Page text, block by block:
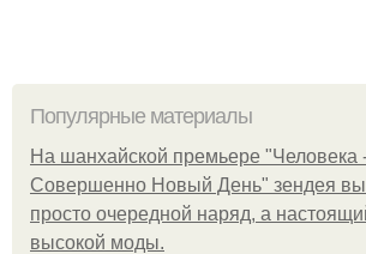
Популярные материалы
На шанхайской премьере "Человека
Совершенно Новый День" зендея
просто очередной наряд, а
высокой моды.